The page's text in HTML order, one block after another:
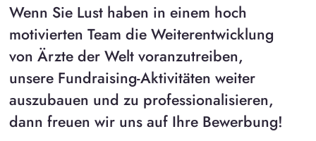
Wenn Sie Lust haben in einem hoch
motivierten Team die Weiterentwicklung
von Ärzte der Welt voranzutreiben,
unsere Fundraising-Aktivitäten weiter
auszubauen und zu professionalisieren,
dann freuen wir uns auf Ihre Bewerbung!